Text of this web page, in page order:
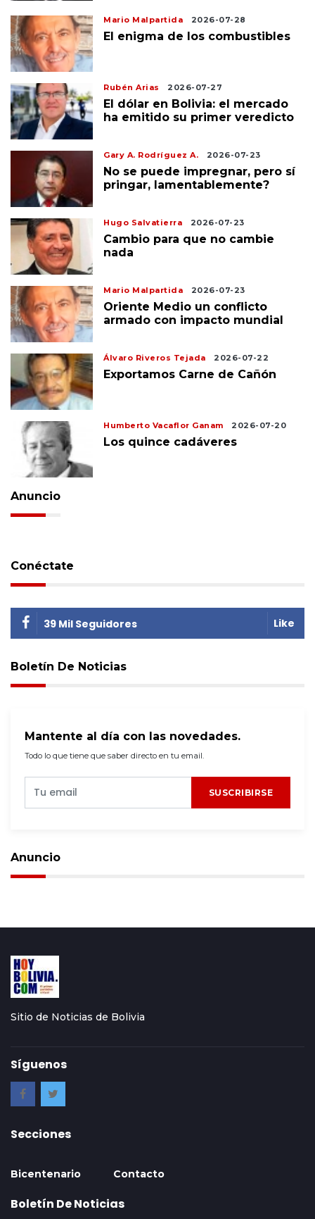
Mario Malpartida 2026-07-28
El enigma de los combustibles
Rubén Arias 2026-07-27
El dólar en Bolivia: el mercado
ha emitido su primer veredicto
Gary A. Rodríguez A. 2026-07-23
No se puede impregnar, pero sí
pringar, lamentablemente?
Hugo Salvatierra 2026-07-23
Cambio para que no cambie
nada
Mario Malpartida 2026-07-23
Oriente Medio un conflicto
armado con impacto mundial
Álvaro Riveros Tejada 2026-07-22
Exportamos Carne de Cañón
Humberto Vacaflor Ganam 2026-07-20
Los quince cadáveres
Anuncio
Conéctate
39 Mil Seguidores Like
Boletín De Noticias
Mantente al día con las novedades.
Todo lo que tiene que saber directo en tu email.
SUSCRIBIRSE
Anuncio
Sitio de Noticias de Bolivia
Síguenos
Secciones
Bicentenario Contacto
Boletín De Noticias